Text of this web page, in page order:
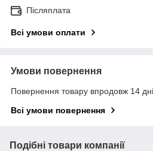
Післяплата
Всі умови оплати
Умови повернення
Повернення товару впродовж 14
Всі умови повернення
Подібні товари компанії